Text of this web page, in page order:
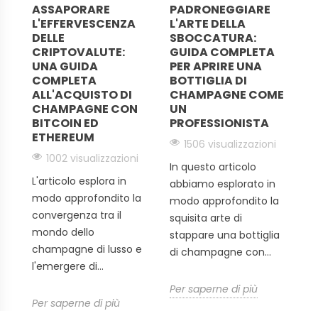
ASSAPORARE
L'EFFERVESCENZA
DELLE
CRIPTOVALUTE:
UNA GUIDA
COMPLETA
ALL'ACQUISTO DI
CHAMPAGNE CON
BITCOIN ED
ETHEREUM
1002 visualizzazioni
L'articolo esplora in
modo approfondito la
convergenza tra il
mondo dello
champagne di lusso e
l'emergere di...
Per saperne di più
PADRONEGGIARE
L'ARTE DELLA
SBOCCATURA:
GUIDA COMPLETA
PER APRIRE UNA
BOTTIGLIA DI
CHAMPAGNE COME
UN
PROFESSIONISTA
1506 visualizzazioni
In questo articolo
abbiamo esplorato in
modo approfondito la
squisita arte di
stappare una bottiglia
di champagne con...
Per saperne di più